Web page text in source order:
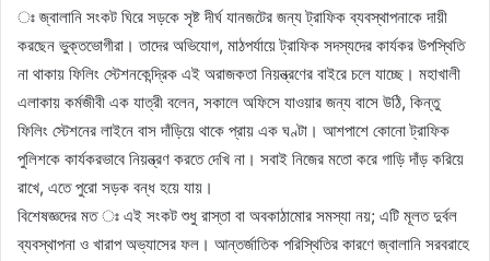
ঃ জ্বালানি সংকট ঘিরে সড়কে সৃষ্ট দীর্ঘ যানজটের জন্য ট্রাফিক ব্যবস্থাপনাকে দায়ী
করছেন ভুক্তভোগীরা। তাদের অভিযোগ, মাঠপর্যায়ে ট্রাফিক সদস্যদের কার্যকর উপস্থিতি
না থাকায় ফিলিং স্টেশনকেন্দ্রিক এই অরাজকতা নিয়ন্ত্রণের বাইরে চলে যাচ্ছে। মহাখালী
এলাকায় কর্মজীবী এক যাত্রী বলেন, সকালে অফিসে যাওয়ার জন্য বাসে উঠি, কিন্তু
ফিলিং স্টেশনের লাইনে বাস দাঁড়িয়ে থাকে প্রায় এক ঘণ্টা। আশপাশে কোনো ট্রাফিক
পুলিশকে কার্যকরভাবে নিয়ন্ত্রণ করতে দেখি না। সবাই নিজের মতো করে গাড়ি দাঁড় করিয়ে
রাখে, এতে পুরো সড়ক বন্ধ হয়ে যায়।
বিশেষজ্ঞদের মত ঃ এই সংকট শুধু রাস্তা বা অবকাঠামোর সমস্যা নয়; এটি মূলত দুর্বল
ব্যবস্থাপনা ও খারাপ অভ্যাসের ফল। আন্তর্জাতিক পরিস্থিতির কারণে জ্বালানি সরবরাহে